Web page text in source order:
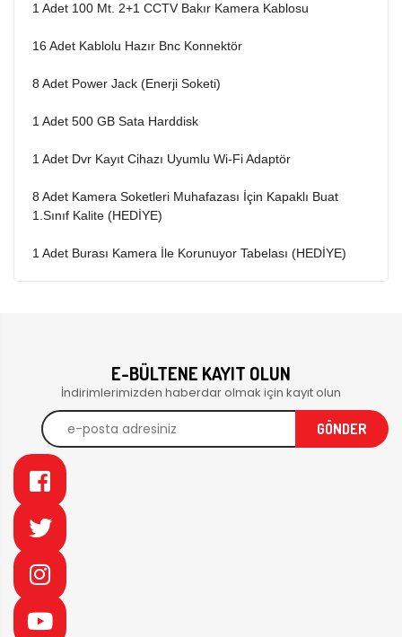
1 Adet 100 Mt. 2+1 CCTV Bakır Kamera Kablosu
16 Adet Kablolu Hazır Bnc Konnektör
8 Adet Power Jack (Enerji Soketi)
1 Adet 500 GB Sata Harddisk
1 Adet Dvr Kayıt Cihazı Uyumlu Wi-Fi Adaptör
8 Adet Kamera Soketleri Muhafazası İçin Kapaklı Buat
1.Sınıf Kalite (HEDİYE)
1 Adet Burası Kamera İle Korunuyor Tabelası (HEDİYE)
E-BÜLTENE KAYIT OLUN
İndirimlerimizden haberdar olmak için kayıt olun